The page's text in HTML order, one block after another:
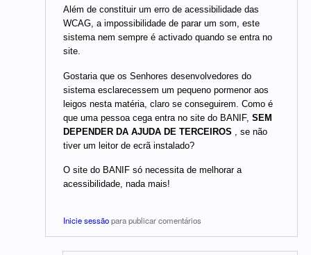
Além de constituir um erro de acessibilidade das
WCAG, a impossibilidade de parar um som, este
sistema nem sempre é activado quando se entra no
site.
Gostaria que os Senhores desenvolvedores do
sistema esclarecessem um pequeno pormenor aos
leigos nesta matéria, claro se conseguirem. Como é
que uma pessoa cega entra no site do BANIF, SEM
DEPENDER DA AJUDA DE TERCEIROS
, se não
tiver um leitor de ecrã instalado?
O site do BANIF só necessita de melhorar a
acessibilidade, nada mais!
Inicie sessãopara publicar comentários